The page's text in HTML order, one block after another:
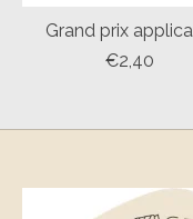
Grand prix
€2,40